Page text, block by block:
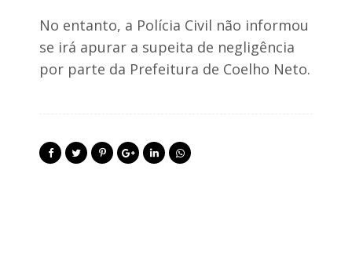
No entanto, a Polícia Civil não informou
se irá apurar a supeita de negligência
por parte da Prefeitura de Coelho Neto.